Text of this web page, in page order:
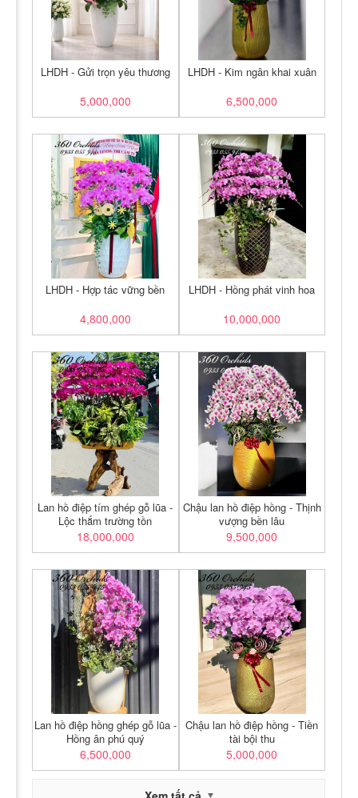
LHDH - Gửi trọn yêu thương
5,000,000
LHDH - Kim ngân khai xuân
6,500,000
LHDH - Hợp tác vững bền
4,800,000
LHDH - Hồng phát vinh hoa
10,000,000
Lan hồ điệp tím ghép gỗ lũa -
Lộc thắm trường tồn
18,000,000
Chậu lan hồ điệp hồng - Thịnh
vượng bền lâu
9,500,000
Lan hồ điệp hồng ghép gỗ lũa -
Hồng ân phú quý
6,500,000
Chậu lan hồ điệp hồng - Tiền
tài bội thu
5,000,000